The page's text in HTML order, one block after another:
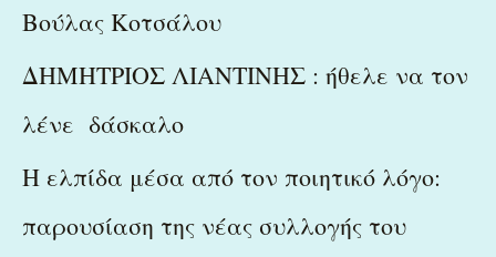
Βούλας Κοτσάλου
ΔΗΜΗΤΡΙΟΣ ΛΙΑΝΤΙΝΗΣ : ήθελε να τον
λένε δάσκαλο
Η ελπίδα μέσα από τον ποιητικό λόγο:
παρουσίαση της νέας συλλογής του